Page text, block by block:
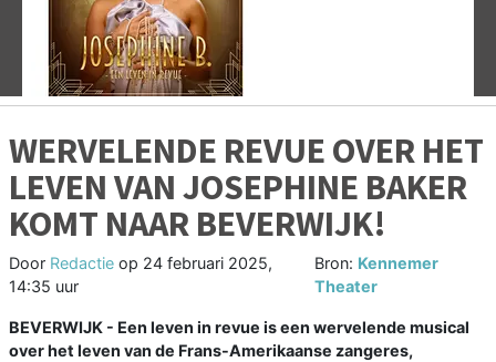
WERVELENDE REVUE OVER HET
LEVEN VAN JOSEPHINE BAKER
KOMT NAAR BEVERWIJK!
Door Redactie op 24 februari 2025,
14:35 uur
Bron: Kennemer
Theater
BEVERWIJK - Een leven in revue is een wervelende musical
over het leven van de Frans-Amerikaanse zangeres,